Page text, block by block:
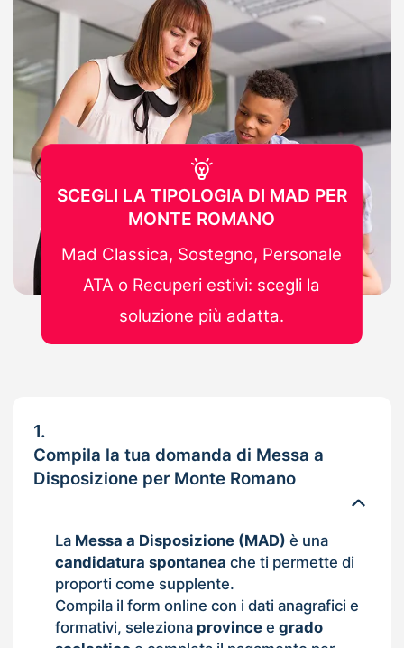
1.
Compila la tua domanda di Messa a
Disposizione per Monte Romano
La Messa a Disposizione (MAD) è una
candidatura spontanea che ti permette di
proporti come supplente.
Compila il form online con i dati anagrafici e
formativi, seleziona provincee grado
SCEGLI LA TIPOLOGIA DI MAD PER
MONTE ROMANO
Mad Classica, Sostegno, Personale
ATA o Recuperi estivi: scegli la
soluzione più adatta.